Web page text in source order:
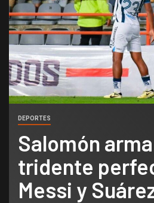
DEPORTES
Salomón
tridente
Messi y